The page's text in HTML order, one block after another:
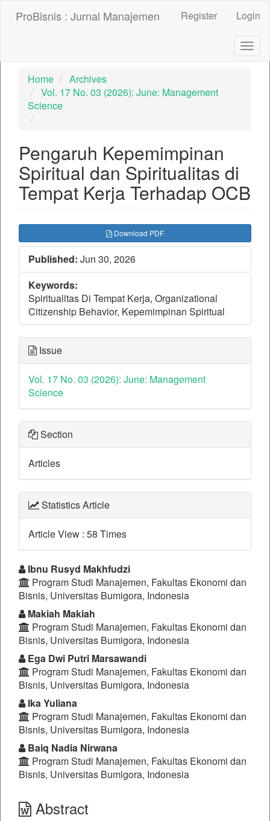
##plugins.themes.bootstrap3.accessible_menu.sidebar##
ProBisnis : Jurnal Manajemen Register Login
Home
Archives
Vol. 17 No. 03 (2026): June: Management
Science
Pengaruh Kepemimpinan
Spiritual dan Spiritualitas di
Tempat Kerja Terhadap OCB
Download PDF
Published: Jun 30, 2026
Keywords:
Spiritualitas Di Tempat Kerja, Organizational
Citizenship Behavior, Kepemimpinan Spiritual
Issue
Vol. 17 No. 03 (2026): June: Management
Science
Section
Articles
Statistics Article
Article View : 58 Times
Ibnu Rusyd Makhfudzi
Program Studi Manajemen, Fakultas Ekonomi dan
Bisnis, Universitas Bumigora, Indonesia
Makiah Makiah
Program Studi Manajemen, Fakultas Ekonomi dan
Bisnis, Universitas Bumigora, Indonesia
Ega Dwi Putri Marsawandi
Program Studi Manajemen, Fakultas Ekonomi dan
Bisnis, Universitas Bumigora, Indonesia
Ika Yuliana
Program Studi Manajemen, Fakultas Ekonomi dan
Bisnis, Universitas Bumigora, Indonesia
Baiq Nadia Nirwana
Program Studi Manajemen, Fakultas Ekonomi dan
Bisnis, Universitas Bumigora, Indonesia
Abstract